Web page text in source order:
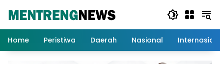
Home
Peristiwa Daerah Nasional